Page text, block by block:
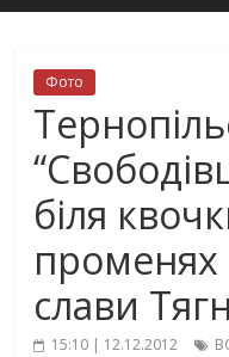
Фото
біля
променях
слави
15:10 | 12.12.2012